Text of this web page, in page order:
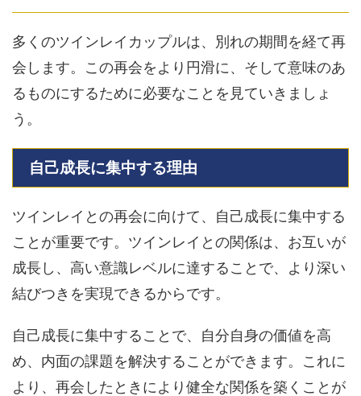
多くのツインレイカップルは、別れの期間を経て再
会します。この再会をより円滑に、そして意味のあ
るものにするために必要なことを見ていきましょ
う。
自己成長に集中する理由
ツインレイとの再会に向けて、自己成長に集中する
ことが重要です。ツインレイとの関係は、お互いが
成長し、高い意識レベルに達することで、より深い
結びつきを実現できるからです。
自己成長に集中することで、自分自身の価値を高
め、内面の課題を解決することができます。これに
より、再会したときにより健全な関係を築くことが